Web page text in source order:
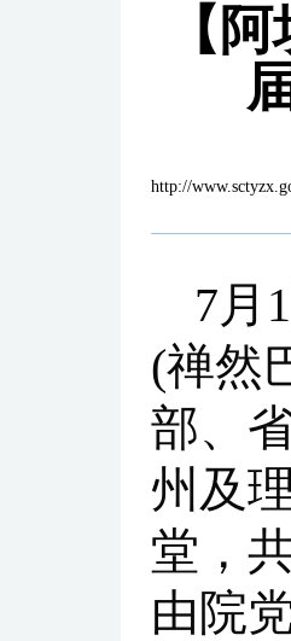
【
http://
7月
(禅然
部、
州及
堂，
由院